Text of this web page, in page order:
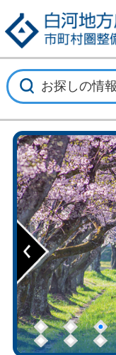
Previous
1 2
6
7